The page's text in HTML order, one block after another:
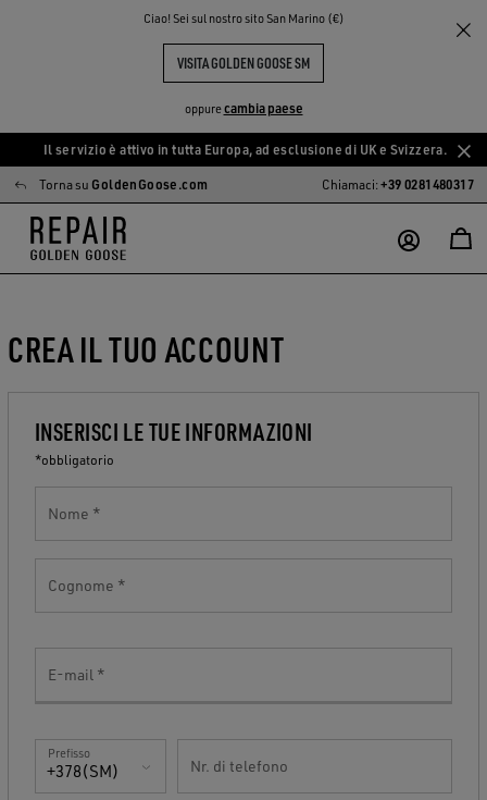
Ciao! Sei sul nostro sito San Marino (€)
VISITA GOLDEN GOOSE SM
oppurecambia paese
Vai
al
contenuto
principale
Vai
al
contenuto
del
piè
Il servizio è attivo in tutta Europa, ad esclusione di UK e Svizzera.
Torna su GoldenGoose.com Chiamaci:+39 0281480317
CREA IL TUO ACCOUNT
INSERISCI LE TUE INFORMAZIONI
*obbligatorio
Nome
Cognome
E-mail
+378(SM)
Prefisso
Nr. di telefono